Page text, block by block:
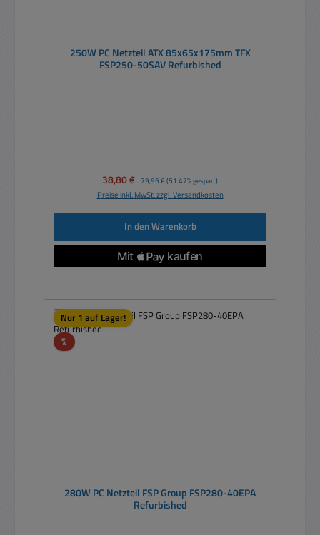
250W PC Netzteil ATX 85x65x175mm TFX
FSP250-50SAV Refurbished
Verkaufspreis:
38,80 € Regulärer Preis:
79,95 € (51.47% gespart)
Preise inkl. MwSt. zzgl. Versandkosten
In den Warenkorb
Nur 1 auf Lager!
%Rabatt
280W PC Netzteil FSP Group FSP280-40EPA
Refurbished